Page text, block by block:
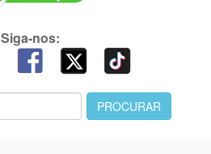
Siga-nos: